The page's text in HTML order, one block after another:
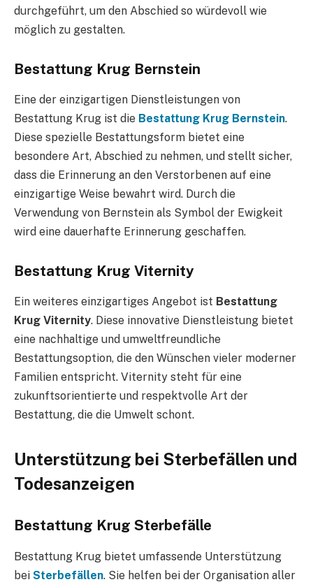
durchgeführt, um den Abschied so würdevoll wie
möglich zu gestalten.
Bestattung Krug Bernstein
Eine der einzigartigen Dienstleistungen von
Bestattung Krug ist die Bestattung Krug Bernstein.
Diese spezielle Bestattungsform bietet eine
besondere Art, Abschied zu nehmen, und stellt sicher,
dass die Erinnerung an den Verstorbenen auf eine
einzigartige Weise bewahrt wird. Durch die
Verwendung von Bernstein als Symbol der Ewigkeit
wird eine dauerhafte Erinnerung geschaffen.
Bestattung Krug Viternity
Ein weiteres einzigartiges Angebot ist Bestattung
Krug Viternity. Diese innovative Dienstleistung bietet
eine nachhaltige und umweltfreundliche
Bestattungsoption, die den Wünschen vieler moderner
Familien entspricht. Viternity steht für eine
zukunftsorientierte und respektvolle Art der
Bestattung, die die Umwelt schont.
Unterstützung bei Sterbefällen und
Todesanzeigen
Bestattung Krug Sterbefälle
Bestattung Krug bietet umfassende Unterstützung
bei Sterbefällen. Sie helfen bei der Organisation aller